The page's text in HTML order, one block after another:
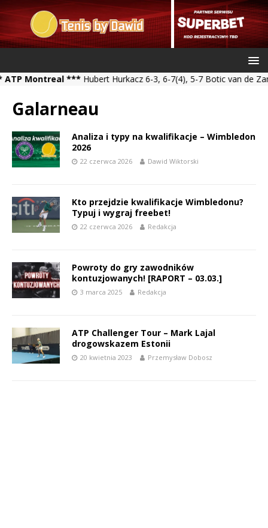
Montreal ***Hubert Hurkacz 6-3, 6-7(4), 5-7 Botic van de
Galarneau
Analiza i typy na kwalifikacje – Wimbledon
2026
22 czerwca 2026 Dawid Wiktorski
Kto przejdzie kwalifikacje Wimbledonu?
Typuj i wygraj freebet!
22 czerwca 2026 Redakcja
Powroty do gry zawodników
kontuzjowanych! [RAPORT – 03.03.]
3 marca 2025 Redakcja
ATP Challenger Tour – Mark Lajal
drogowskazem Estonii
20 kwietnia 2023 Przemysław Dobosz